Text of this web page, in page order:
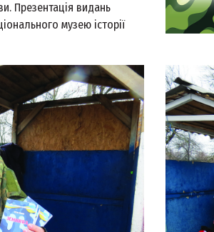
Презентація видань
музею історії